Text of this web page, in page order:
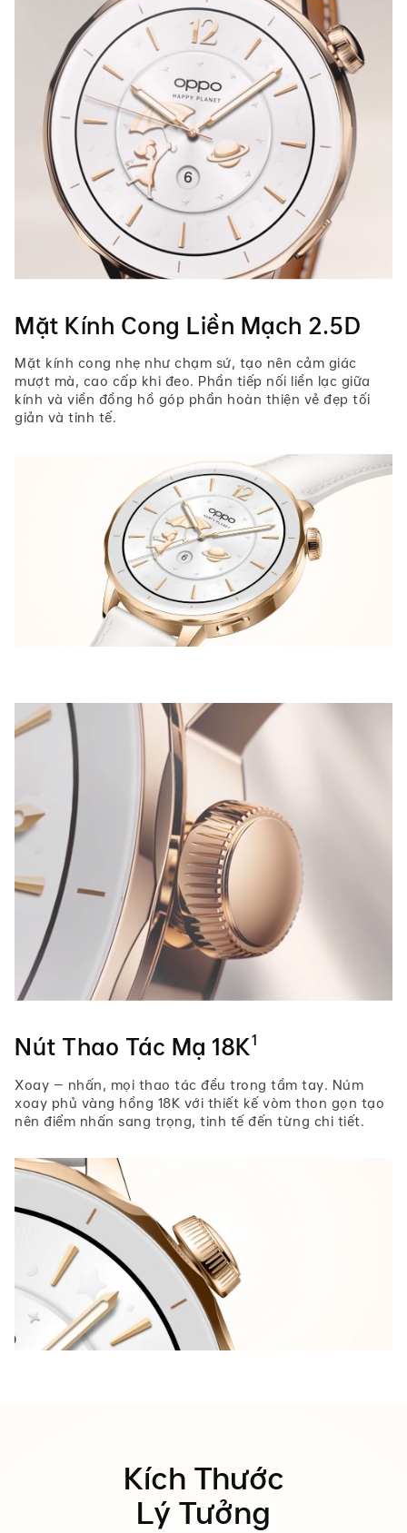
Mặt Kính Cong Liền Mạch 2.5D
Mặt kính cong nhẹ như chạm sứ, tạo nên cảm giác
mượt mà, cao cấp khi đeo. Phần tiếp nối liền lạc giữa
kính và viền đồng hồ góp phần hoàn thiện vẻ đẹp tối
giản và tinh tế.
Nút Thao Tác Mạ 18K1
Xoay – nhấn, mọi thao tác đều trong tầm tay. Núm
xoay phủ vàng hồng 18K với thiết kế vòm thon gọn tạo
nên điểm nhấn sang trọng, tinh tế đến từng chi tiết.
Kích Thước
Lý Tưởng